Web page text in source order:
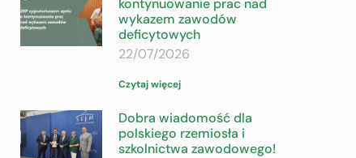
kontynuowanie prac nad
wykazem zawodów
deficytowych
22/07/2026
Czytaj więcej
Dobra wiadomość dla
polskiego rzemiosła i
szkolnictwa zawodowego!